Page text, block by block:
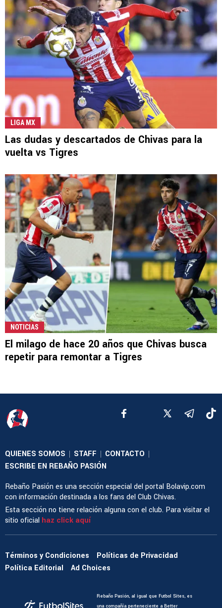
LIGA MX
Las dudas y descartados de Chivas para la
vuelta vs Tigres
NOTICIAS
El milago de hace 20 años que Chivas busca
repetir para remontar a Tigres
QUIENES SOMOS | STAFF | CONTACTO |
ESCRIBE EN REBAÑO PASIÓN
Rebaño Pasión es una sección especial del portal Bolavip.com
con información destinada a los fans del Club Chivas.
Esta sección no tiene relación alguna con el club. Para visitar el
sitio oficial haz click aquí
Términos y Condiciones
Políticas de Privacidad
Política Editorial
Ad Choices
Rebaño Pasión, al igual que Futbol Sites, es
una compañía perteneciente a Better